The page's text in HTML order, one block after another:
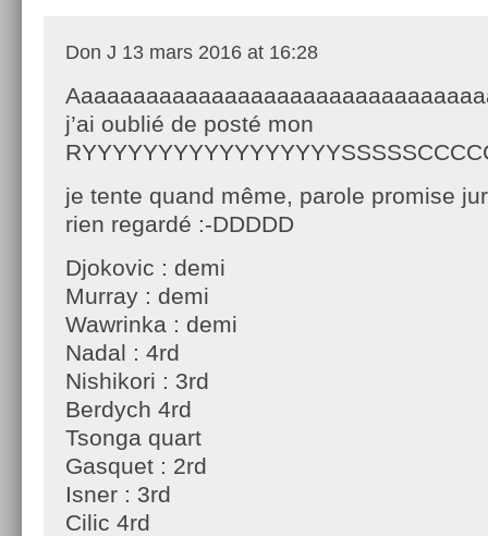
Don J 13 mars 2016 at 16:28
j’ai oublié de posté mon
je tente quand même, parole promise
rien regardé :-DDDDD
Djokovic : demi
Murray : demi
Wawrinka : demi
Nadal : 4rd
Nishikori : 3rd
Berdych 4rd
Tsonga quart
Gasquet : 2rd
Isner : 3rd
Cilic 4rd